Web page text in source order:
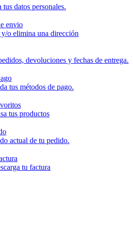
datos personales.
envio
o elimina una dirección
devoluciones y fechas de entrega.
tus métodos de pago.
tus productos
actual de tu pedido.
tu factura